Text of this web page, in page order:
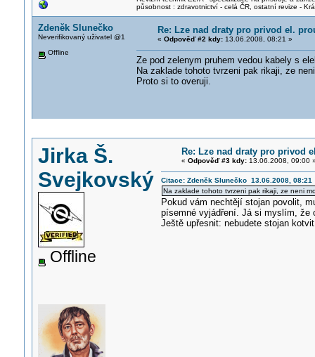
působnost : zdravotnictví - celá ČR, ostatní revize -
Zdeněk Slunečko
Neverifikovaný uživatel @1
Offline
Re: Lze nad draty pro privod el.
« Odpověď #2 kdy:13.06.2008, 08:21 »
Ze pod zelenym pruhem vedou kabely s
Na zaklade tohoto tvrzeni pak rikaji, ze
Proto si to overuji.
Jirka Š.
Svejkovský
Offline
Re: Lze nad draty pro privod
« Odpověď #3 kdy:13.06.2008, 09:00
Citace: Zdeněk Slunečko 13.06.2008, 08:21
Na zaklade tohoto tvrzeni pak rikaji, ze neni
Pokud vám nechtějí stojan povolit,
písemné vyjádření. Já si myslím, že
Ještě upřesnit: nebudete stojan